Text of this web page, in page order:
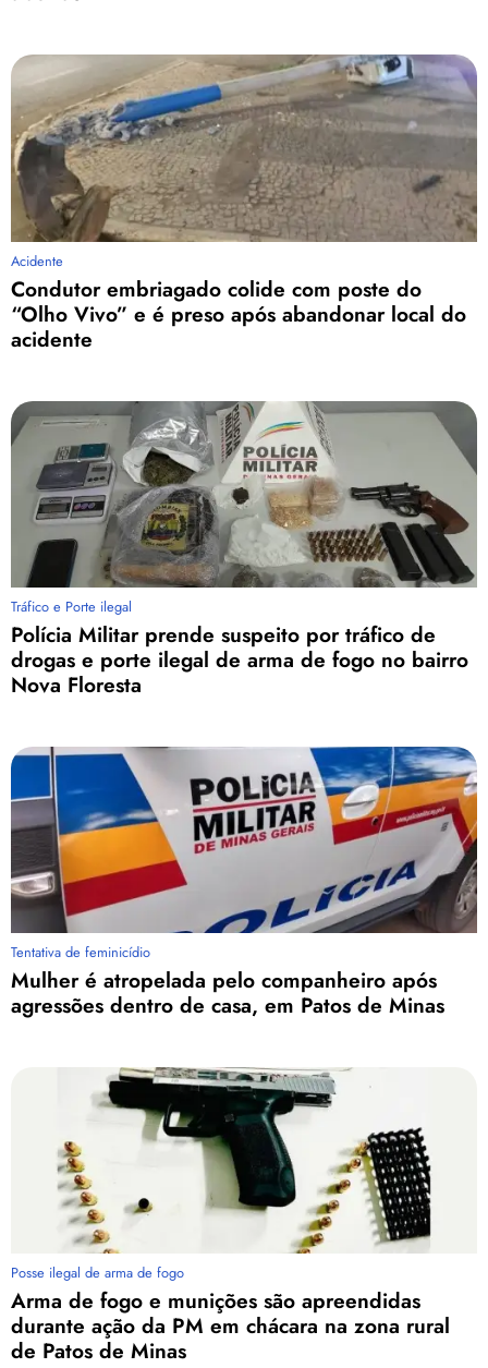
Acidente
Condutor embriagado colide com poste do
“Olho Vivo” e é preso após abandonar local do
acidente
Tráfico e Porte ilegal
Polícia Militar prende suspeito por tráfico de
drogas e porte ilegal de arma de fogo no bairro
Nova Floresta
Tentativa de feminicídio
Mulher é atropelada pelo companheiro após
agressões dentro de casa, em Patos de Minas
Posse ilegal de arma de fogo
Arma de fogo e munições são apreendidas
durante ação da PM em chácara na zona rural
de Patos de Minas